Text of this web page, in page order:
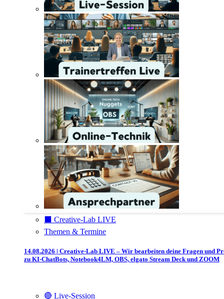
⬛️ Creative-Lab LIVE
Themen & Termine
14.08.2026 | Creative-Lab LIVE – Wir bearbeiten deine Fragen und
zu KI-ChatBots, Notebook4LM, OBS, elgato Stream Deck und ZOOM
🔴 Live-Session